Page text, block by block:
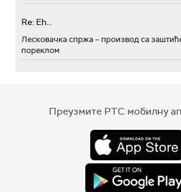
Re: Eh...
Лесковачка спржа – производ са
пореклом
Преузмите РТС мобилну